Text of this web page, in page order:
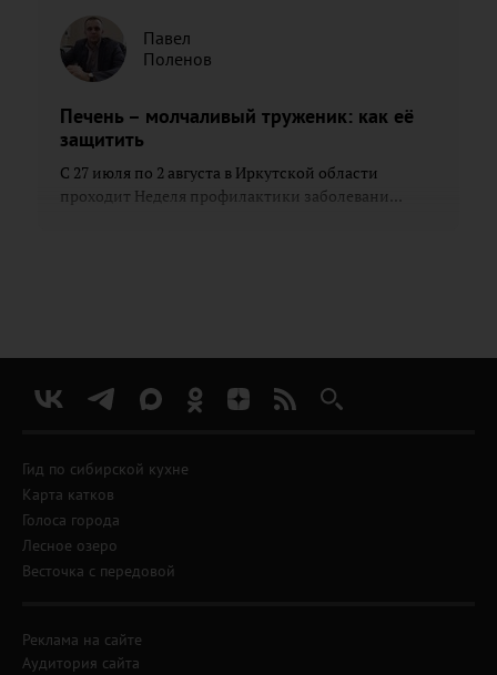
Павел
Поленов
Печень – молчаливый труженик: как её
защитить
С 27 июля по 2 августа в Иркутской области
проходит Неделя профилактики заболевани...
Гид по сибирской кухне
Карта катков
Голоса города
Лесное озеро
Весточка с передовой
Реклама на сайте
Аудитория сайта